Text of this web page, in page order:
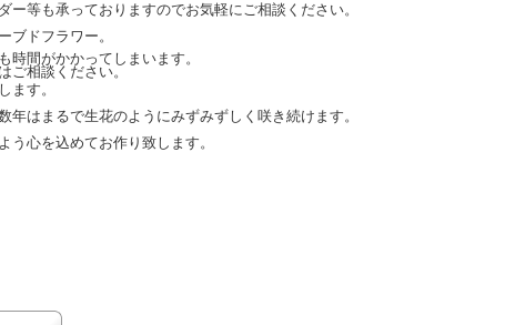
等も承っておりますのでお気軽にご相談ください。
ブドフラワー。
間がかかってしまいます。
ご相談ください。
ます。
年はまるで生花のようにみずみずしく咲き続けます。
心を込めてお作り致します。